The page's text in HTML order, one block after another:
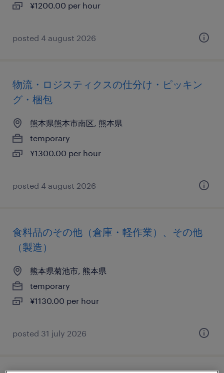
¥1200.00 per hour
posted 4 august 2026
物流・ロジスティクスの仕分け・ピッキン
グ・梱包
熊本県熊本市南区, 熊本県
temporary
¥1300.00 per hour
posted 4 august 2026
食料品のその他（倉庫・軽作業）、その他
（製造）
熊本県菊池市, 熊本県
temporary
¥1130.00 per hour
posted 31 july 2026